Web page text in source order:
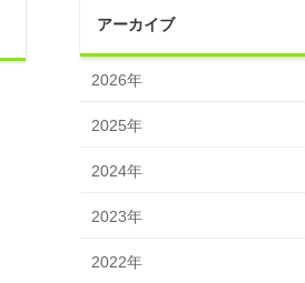
アーカイブ
2026年
2025年
2024年
2023年
2022年